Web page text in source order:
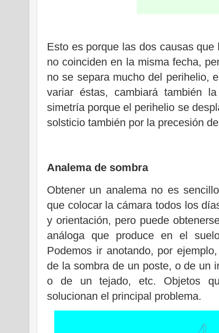
Esto es porque las dos causas
no coinciden en la misma fecha,
no se separa mucho del perihelio,
variar éstas, cambiará también
simetría porque el perihelio se
solsticio también por la precesión
Analema de sombra
Obtener un analema no es
que colocar la cámara todos los
y orientación, pero puede
análoga que produce en el
Podemos ir anotando, por
de la sombra de un poste, o de un
o de un tejado, etc. Objetos
solucionan el principal problema.